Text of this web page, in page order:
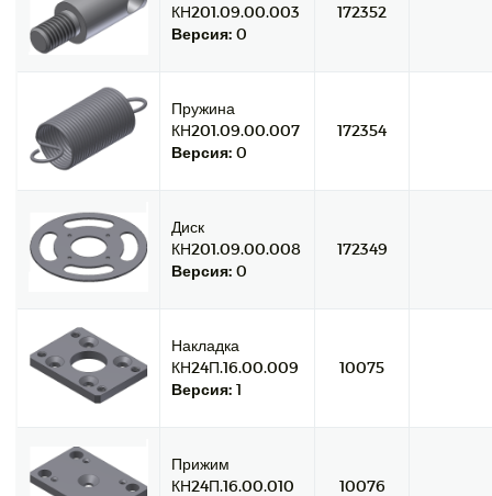
КН201.09.00.003
Версия: 0
172352
Пружина
КН201.09.00.007
Версия: 0
172354
Диск
КН201.09.00.008
Версия: 0
172349
Накладка
КН24П.16.00.009
Версия: 1
10075
Прижим
КН24П.16.00.010
10076